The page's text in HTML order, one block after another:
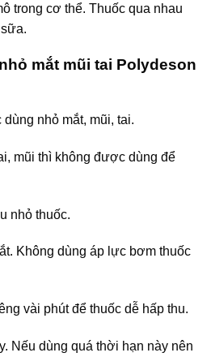
trong cơ thể. Thuốc qua nhau
mắt mũi tai Polydeson
nhỏ mắt, mũi, tai.
mũi thì không được dùng để
nhỏ thuốc.
Không dùng áp lực bơm thuốc
vài phút để thuốc dễ hấp thu.
Nếu dùng quá thời hạn này nên